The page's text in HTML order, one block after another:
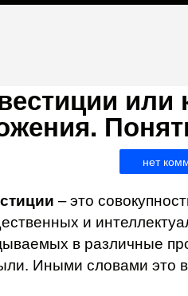
или
нет
– это
и
в различные
Иными словами это